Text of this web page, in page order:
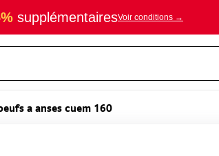
supplémentairesVoir conditions →
a anses cuem 160